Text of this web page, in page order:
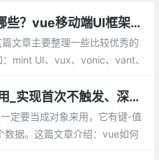
基于vue移动端UI框架有哪些？vue移动端UI框架总汇
文章主要整理一些比较优秀的
mint UI、vux、vonic、vant、
vue watch监听对象的使用_实现首次不触发、深度监听
定要当成对象来用，它有键-值
数据。这篇文章介绍：vue如何